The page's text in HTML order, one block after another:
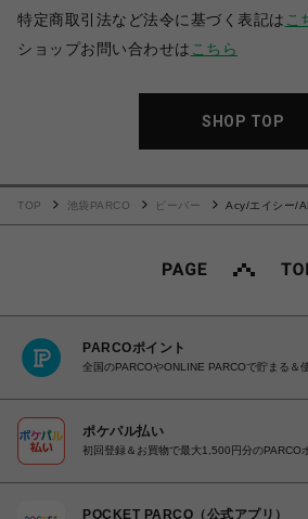
特定商取引法など法令に基づく表記は こ
ショップお問い合わせは こちら
SHOP TOP
TOP 池袋PARCO ビーバー Acy/エイシー/
PARCOポイント
全国のPARCOやONLINE PARCOで貯まる＆
ポケパル払い
初回登録＆お買物で最大1,500円分のPARCO
POCKET PARCO（公式アプリ）